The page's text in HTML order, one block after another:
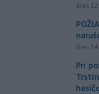
dnes
dnes
Pri